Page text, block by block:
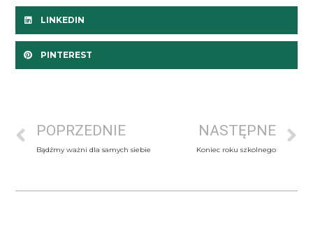
LINKEDIN
PINTEREST
POPRZEDNIE
Bądźmy ważni dla samych siebie
NASTĘPNE
Koniec roku szkolnego